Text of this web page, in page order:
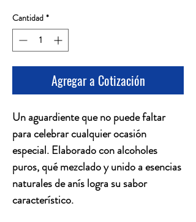
Cantidad *
Agregar a Cotización
Un aguardiente que no puede faltar
para celebrar cualquier ocasión
especial. Elaborado con alcoholes
puros, qué mezclado y unido a esencias
naturales de anís logra su sabor
característico.